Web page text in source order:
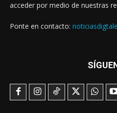
acceder por medio de nuestras
Ponte en contacto: